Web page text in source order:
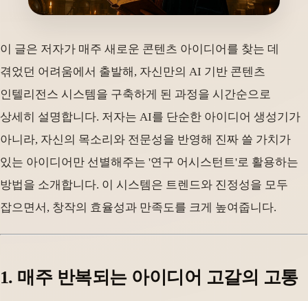
이 글은 저자가 매주 새로운 콘텐츠 아이디어를 찾는 데
겪었던 어려움에서 출발해, 자신만의 AI 기반 콘텐츠
인텔리전스 시스템을 구축하게 된 과정을 시간순으로
상세히 설명합니다. 저자는 AI를 단순한 아이디어 생성기가
아니라, 자신의 목소리와 전문성을 반영해 진짜 쓸 가치가
있는 아이디어만 선별해주는 '연구 어시스턴트'로 활용하는
방법을 소개합니다. 이 시스템은 트렌드와 진정성을 모두
잡으면서, 창작의 효율성과 만족도를 크게 높여줍니다.
1. 매주 반복되는 아이디어 고갈의 고통